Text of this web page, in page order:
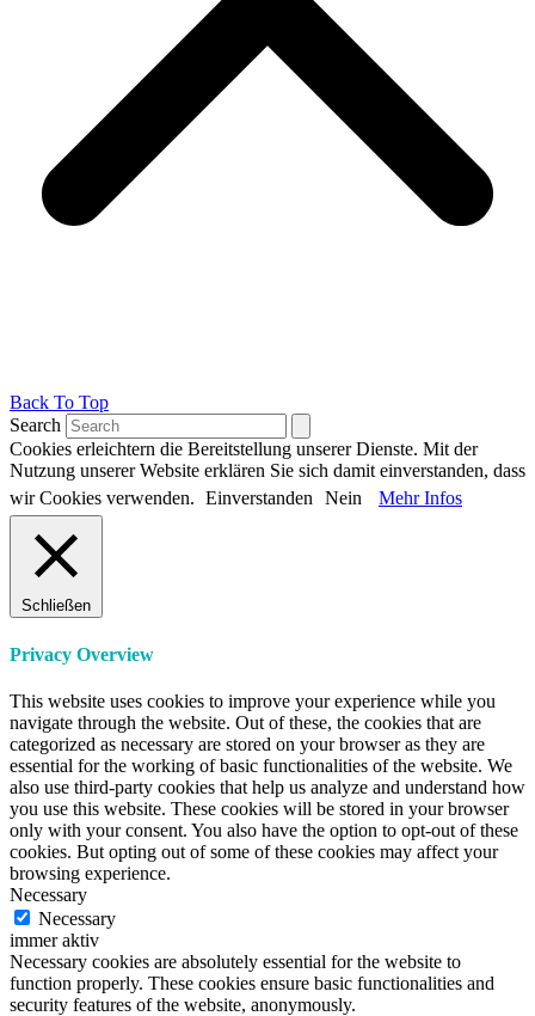
Back To Top
Search
Cookies erleichtern die Bereitstellung unserer Dienste. Mit der
Nutzung unserer Website erklären Sie sich damit einverstanden, dass
wir Cookies verwenden. Einverstanden Nein Mehr Infos
Schließen
Privacy Overview
This website uses cookies to improve your experience while you
navigate through the website. Out of these, the cookies that are
categorized as necessary are stored on your browser as they are
essential for the working of basic functionalities of the website. We
also use third-party cookies that help us analyze and understand how
you use this website. These cookies will be stored in your browser
only with your consent. You also have the option to opt-out of these
cookies. But opting out of some of these cookies may affect your
browsing experience.
Necessary
Necessary
immer aktiv
Necessary cookies are absolutely essential for the website to
function properly. These cookies ensure basic functionalities and
security features of the website, anonymously.